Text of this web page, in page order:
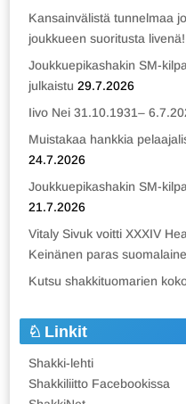
Kansainvälistä tunnelmaa
joukkueen suoritusta livenä!
Joukkuepikashakin SM-
julkaistu 29.7.2026
Iivo Nei 31.10.1931–
Muistakaa hankkia
24.7.2026
Joukkuepikashakin SM-
21.7.2026
Vitaly Sivuk voitti XXXIV
Keinänen paras
Kutsu shakkituomarien
Linkit
Shakki-lehti
Shakkiliitto Facebookissa